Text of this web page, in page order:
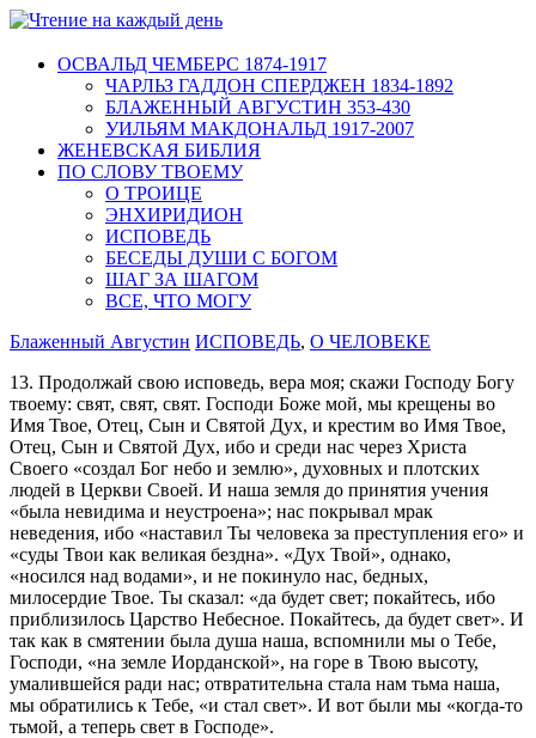
ОСВАЛЬД ЧЕМБЕРС 1874-1917
ЧАРЛЬЗ ГАДДОН СПЕРДЖЕН 1834-1892
БЛАЖЕННЫЙ АВГУСТИН 353-430
УИЛЬЯМ МАКДОНАЛЬД 1917-2007
ЖЕНЕВСКАЯ БИБЛИЯ
ПО СЛОВУ ТВОЕМУ
О ТРОИЦЕ
ЭНХИРИДИОН
ИСПОВЕДЬ
БЕСЕДЫ ДУШИ С БОГОМ
ШАГ ЗА ШАГОМ
ВСЕ, ЧТО МОГУ
Блаженный Августин ИСПОВЕДЬ, О ЧЕЛОВЕКЕ
13. Продолжай свою исповедь, вера моя; скажи Господу Богу
твоему: свят, свят, свят. Господи Боже мой, мы крещены во
Имя Твое, Отец, Сын и Святой Дух, и крестим во Имя Твое,
Отец, Сын и Святой Дух, ибо и среди нас через Христа
Своего «создал Бог небо и землю», духовных и плотских
людей в Церкви Своей. И наша земля до принятия учения
«была невидима и неустроена»; нас покрывал мрак
неведения, ибо «наставил Ты человека за преступления его» и
«суды Твои как великая бездна». «Дух Твой», однако,
«носился над водами», и не покинуло нас, бедных,
милосердие Твое. Ты сказал: «да будет свет; покайтесь, ибо
приблизилось Царство Небесное. Покайтесь, да будет свет». И
так как в смятении была душа наша, вспомнили мы о Тебе,
Господи, «на земле Иорданской», на горе в Твою высоту,
умалившейся ради нас; отвратительна стала нам тьма наша,
мы обратились к Тебе, «и стал свет». И вот были мы «когда-то
тьмой, а теперь свет в Господе».